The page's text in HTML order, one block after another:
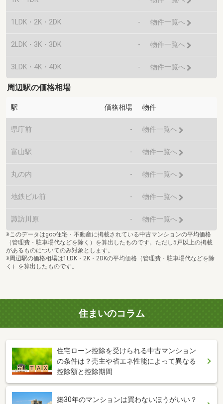
1LDK・2K・2DK - 物件一覧へ
2LDK・3K・3DK - 物件一覧へ
3LDK・4K・4DK - 物件一覧へ
周辺駅の価格相場
駅 価格相場 物件
県庁前 - 物件一覧へ
富山駅 - 物件一覧へ
丸の内 - 物件一覧へ
地鉄ビル前 - 物件一覧へ
諏訪川原 - 物件一覧へ
※このデータはgoo住宅・不動産に掲載されている中古マンションの平均価格
（管理費・駐車場代などを除く）を算出したものです。ただし5戸以上の掲載
があるものについてのみ対象とします。
※周辺駅の価格相場は1LDK・2K・2DKの平均価格（管理費・駐車場代などを除
く）を算出したものです。
住まいのコラム
住宅ローン控除を受けられる中古マンション
の条件は？売主や省エネ性能によって異なる
控除額と控除期間
築30年のマンションは買わないほうがいい？